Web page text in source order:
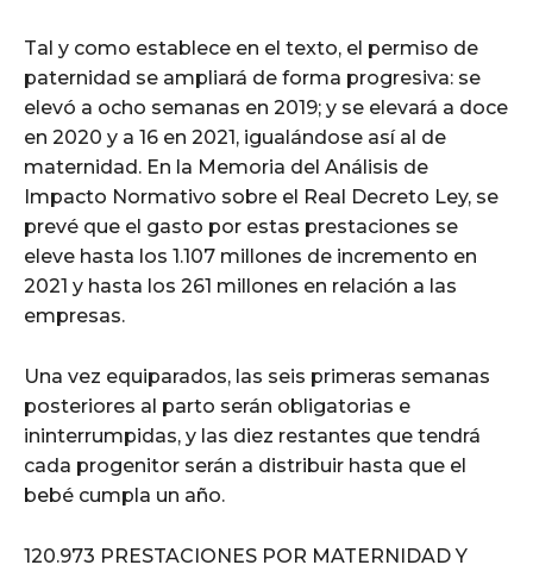
Tal y como establece en el texto, el permiso de
paternidad se ampliará de forma progresiva: se
elevó a ocho semanas en 2019; y se elevará a doce
en 2020 y a 16 en 2021, igualándose así al de
maternidad. En la Memoria del Análisis de
Impacto Normativo sobre el Real Decreto Ley, se
prevé que el gasto por estas prestaciones se
eleve hasta los 1.107 millones de incremento en
2021 y hasta los 261 millones en relación a las
empresas.
Una vez equiparados, las seis primeras semanas
posteriores al parto serán obligatorias e
ininterrumpidas, y las diez restantes que tendrá
cada progenitor serán a distribuir hasta que el
bebé cumpla un año.
120.973 PRESTACIONES POR MATERNIDAD Y